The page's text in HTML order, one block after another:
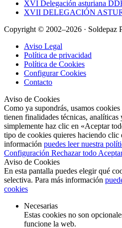
XVI Delegación asturiana
XVII DELEGACIÓN
Copyright © 2002–2026 · Soldepaz
Aviso Legal
Política de privacidad
Política de Cookies
Configurar Cookies
Contacto
Aviso de Cookies
Como ya supondrás, usamos
tienen finalidades técnicas,
simplemente haz clic en «Aceptar
tipo de cookies quieres haciendo
información puedes leer nuestra
Configuración Rechazar todo
Aviso de Cookies
En esta pantalla puedes elegir qué
selectiva. Para más información
cookies
Necesarias
Estas cookies no son
funcione la web.